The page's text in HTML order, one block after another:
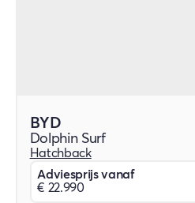
BYD
Dolphin Surf
Hatchback
Adviesprijs vanaf
€ 22.990